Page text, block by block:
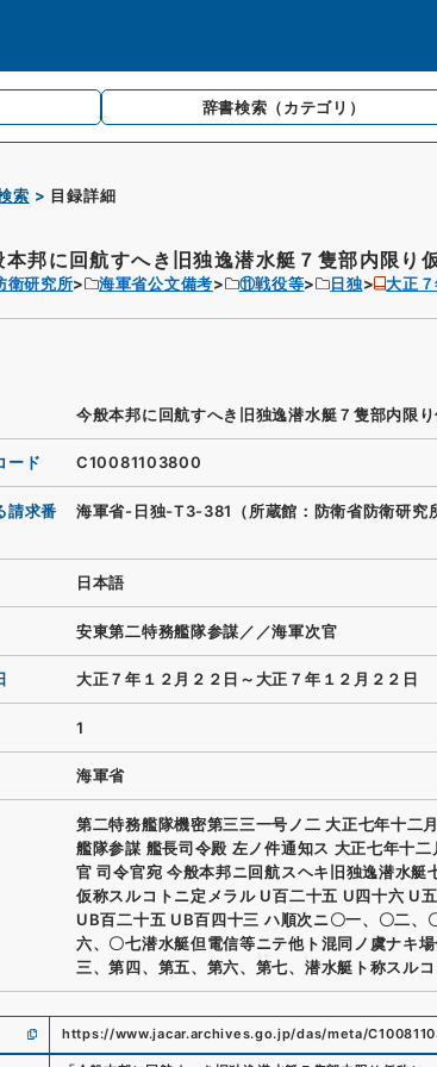
辞書検索 （カテゴリ）
索 目録詳細
本邦に回航すへき旧独逸潜水艇７隻部内限り
衛研究所 海軍省公文備考 ⑪戦役等 日独 大正
今般本邦に回航すへき旧独逸潜水艇７隻部内限
ード C10081103800
請求番
海軍省-日独-T3-381（所蔵館：防衛省防衛研究
日本語
安東第二特務艦隊参謀／／海軍次官
大正７年１２月２２日～大正７年１２月２２日
1
海軍省
第二特務艦隊機密第三三一号ノ二 大正七年十二
艦隊参謀 艦長司令殿 左ノ件通知ス 大正七年十
官 司令官宛 今般本邦ニ回航スヘキ旧独逸潜水艇
仮称スルコトニ定メラル U百二十五 U四十六 U
UB百二十五 UB百四十三 ハ順次ニ〇一、〇二、
六、〇七潜水艇但電信等ニテ他ト混同ノ虞ナキ
三、第四、第五、第六、第七、潜水艇ト称スルコ
https://www.jacar.archives.go.jp/das/meta/